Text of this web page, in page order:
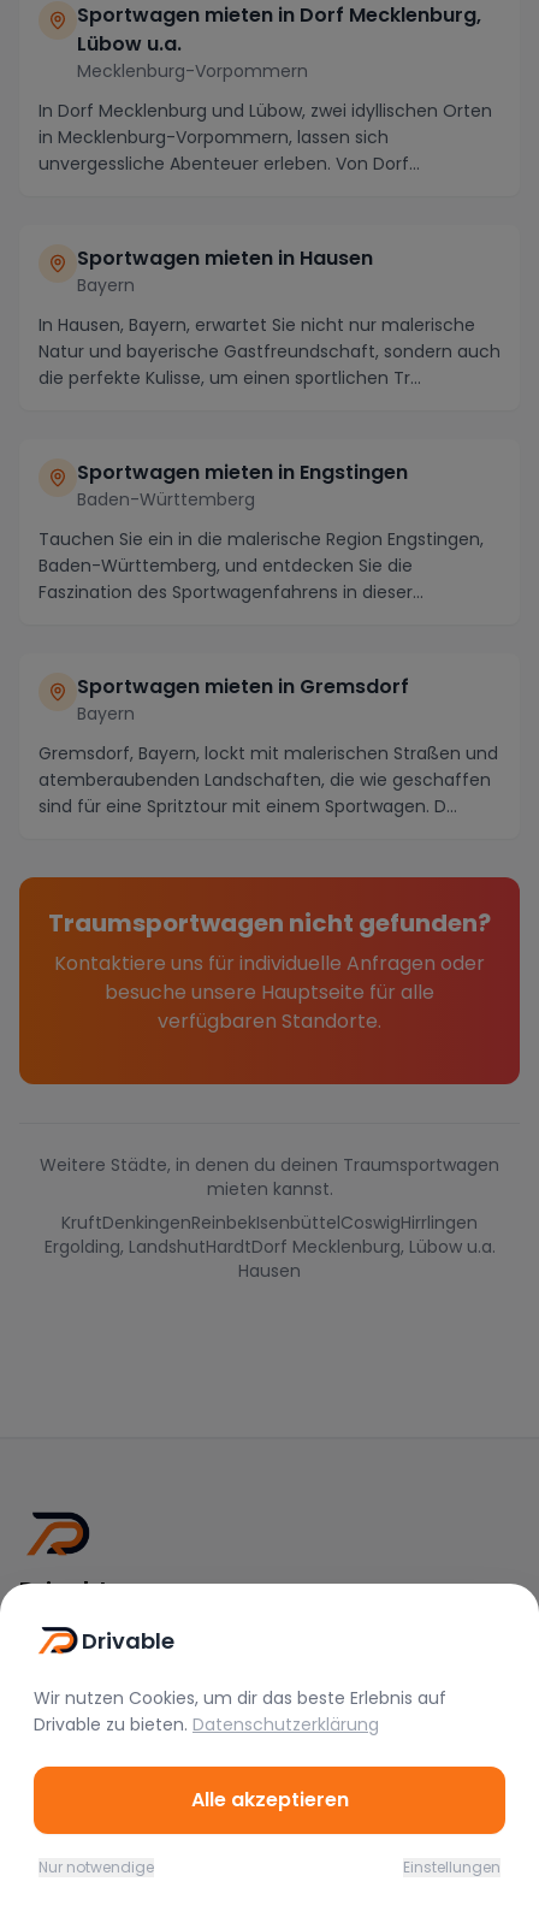
Sportwagen mieten in Dorf Mecklenburg,
Lübow u.a.
Mecklenburg-Vorpommern
In Dorf Mecklenburg und Lübow, zwei idyllischen Orten
in Mecklenburg-Vorpommern, lassen sich
unvergessliche Abenteuer erleben. Von Dorf
Sportwagen mieten in Hausen
Bayern
In Hausen, Bayern, erwartet Sie nicht nur malerische
Natur und bayerische Gastfreundschaft, sondern auch
die perfekte Kulisse, um einen sportlichen Tr...
Sportwagen mieten in Engstingen
Baden-Württemberg
Tauchen Sie ein in die malerische Region Engstingen,
Baden-Württemberg, und entdecken Sie die
Faszination des Sportwagenfahrens in dieser
Sportwagen mieten in Gremsdorf
Bayern
Gremsdorf, Bayern, lockt mit malerischen Straßen und
atemberaubenden Landschaften, die wie geschaffen
sind für eine Spritztour mit einem Sportwagen. D...
Traumsportwagen nicht gefunden?
Kontaktiere uns für individuelle Anfragen oder
besuche unsere Hauptseite für alle
verfügbaren Standorte.
Weitere Städte, in denen du deinen Traumsportwagen
mieten kannst.
KruftDenkingenReinbekIsenbüttelCoswigHirrlingen
Ergolding, LandshutHardtDorf Mecklenburg, Lübow u.a.
Hausen
Drivable
Nützliche Links
Vermieter werden
FAQ
TikTok
Drivable
Wir nutzen Cookies, um dir das beste Erlebnis auf
Drivable zu bieten. Datenschutzerklärung
Alle akzeptieren
Nur notwendige Einstellungen